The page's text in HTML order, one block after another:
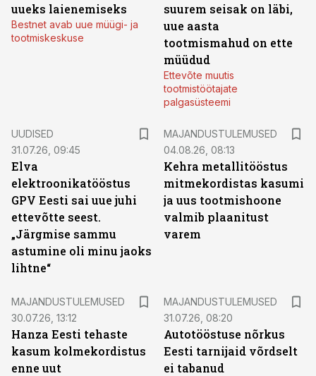
uueks laienemiseks
Bestnet avab uue müügi- ja
tootmiskeskuse
suurem seisak on läbi,
uue aasta
tootmismahud on ette
müüdud
Ettevõte muutis
tootmistöötajate
palgasüsteemi
UUDISED
31.07.26, 09:45
Elva
elektroonikatööstus
GPV Eesti sai uue juhi
ettevõtte seest.
„Järgmise sammu
astumine oli minu jaoks
lihtne“
MAJANDUSTULEMUSED
04.08.26, 08:13
Kehra metallitööstus
mitmekordistas kasumi
ja uus tootmishoone
valmib plaanitust
varem
MAJANDUSTULEMUSED
30.07.26, 13:12
Hanza Eesti tehaste
kasum kolmekordistus
enne uut
MAJANDUSTULEMUSED
31.07.26, 08:20
Autotööstuse nõrkus
Eesti tarnijaid võrdselt
ei tabanud